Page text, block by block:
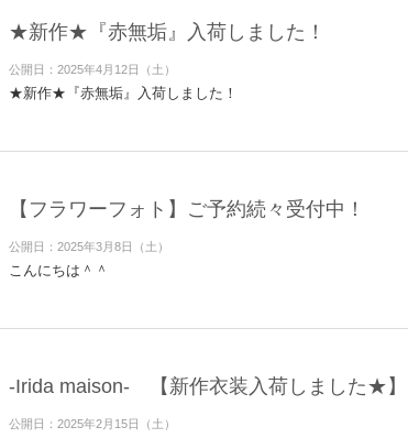
★新作★『赤無垢』入荷しました！
公開日：2025年4月12日（土）
★新作★『赤無垢』入荷しました！
【フラワーフォト】ご予約続々受付中！
公開日：2025年3月8日（土）
こんにちは＾＾
-Irida maison- 【新作衣装入荷しました★】
公開日：2025年2月15日（土）